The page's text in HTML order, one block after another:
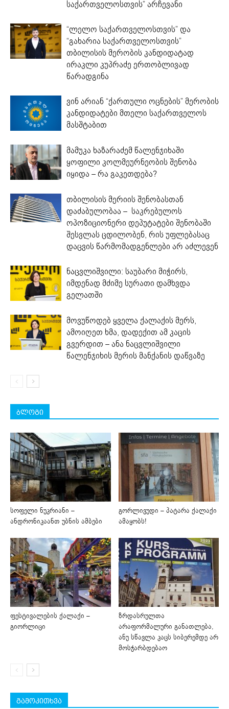
საქართველოსთვის” არჩევანი
“ლელო საქართველოსთვის” და
“გახარია საქართველოსთვის”
თბილისის მერობის კანდიდატად
ირაკლი კუპრაძე ერთობლივად
წარადგინა
ვინ არიან “ქართული ოცნების” მერობის
კანდიდატები მთელი საქართველოს
მასშტაბით
მამუკა ხაზარაძემ წალენჯიხაში
ყოფილი კოლმეურნეობის შენობა
იყიდა – რა გაკეთდება?
თბილისის მერიის შენობასთან
დაძაბულობაა – საკრებულოს
ოპოზიციონერი დეპუტატები შენობაში
შესვლას ცდილობენ, რის უფლებასაც
დაცვის წარმომადგენლები არ აძლევენ
ნაცვლიშვილი: საუბარი მიჭირს,
იმდენად მძიმე სურათი დამხვდა
გელათში
მოვუწოდებ ყველა ქალაქის მერს,
ამოიღეთ ხმა, დადექით ამ კაცის
გვერდით – ანა ნაცვლიშვილი
წალენჯიხის მერის მანქანის დაწვაზე
ბლოგი
სოფელი ნუკრიანი –
ანდრონიკაანთ უბნის ამბები
გორლივუდი – პატარა ქალაქი
ამაყობს!
ფესტივალების ქალაქი –
გიორლიცი
ზრდასრულთა
არაფორმალური განათლება,
ანუ სწავლა კაცს სიბერემდე არ
მოსჭარბდებაო
გამოკითხვა